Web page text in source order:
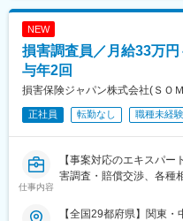
NEW
損害調査員／月給33万
与年2回
損害保険ジャパン株式会社(ＳＯ
正社員 転勤なし 職種未経
仕事内容
【事案対応のエキスパ
害調査・賠償交渉、各種
【全国29都府県】関東